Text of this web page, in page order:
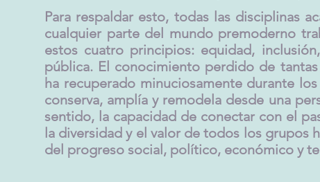
Para respaldar esto, todas las disciplinas
cualquier parte del mundo premoderno
estos cuatro principios: equidad,
pública. El conocimiento perdido de
ha recuperado minuciosamente durante
conserva, amplía y remodela desde una
sentido, la capacidad de conectar con el
la diversidad y el valor de todos los grupos
del progreso social, político, económico y